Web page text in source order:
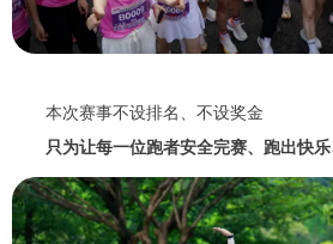
本次赛事不设排名、不设奖金
只为让每一位跑者安全完赛、跑出快